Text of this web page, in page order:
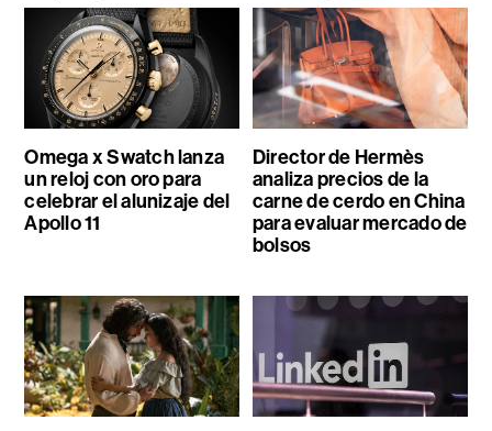
Omega x Swatch lanza
un reloj con oro para
celebrar el alunizaje del
Apollo 11
Director de Hermès
analiza precios de la
carne de cerdo en China
para evaluar mercado de
bolsos